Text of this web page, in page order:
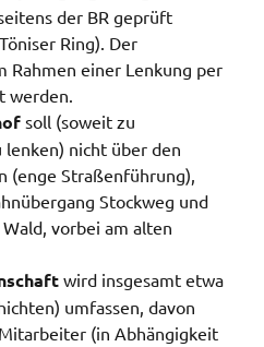
der BR geprüft
Ring). Der
Rahmen einer Lenkung per
werden.
soll (soweit zu
lenken) nicht über den
(enge Straßenführung),
Stockweg und
vorbei am alten
wird insgesamt etwa
umfassen, davon
(in Abhängigkeit